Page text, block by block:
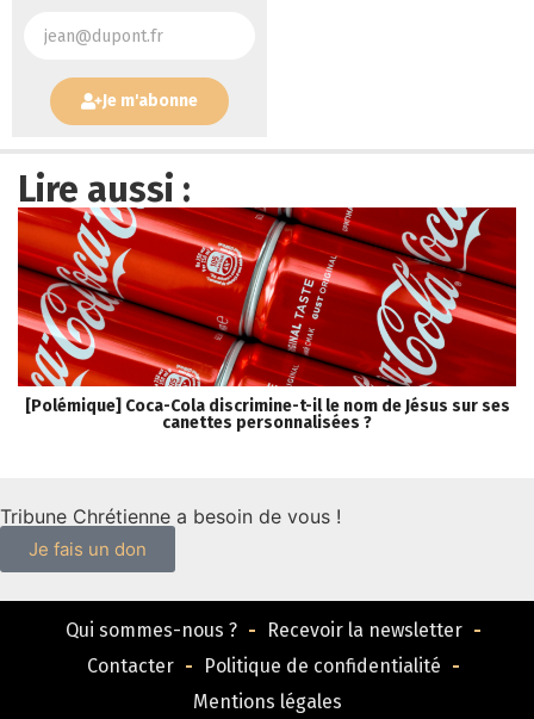
Je m'abonne
Lire aussi :
[Polémique] Coca-Cola discrimine-t-il le nom de Jésus sur ses
canettes personnalisées ?
Tribune Chrétienne a besoin de vous !
Je fais un don
Qui sommes-nous ?
Recevoir la newsletter
Contacter
Politique de confidentialité
Mentions légales